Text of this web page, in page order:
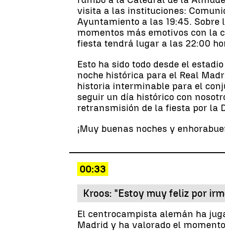
visita a las instituciones:
Ayuntamiento a las 19:45. Sobre
momentos más emotivos con la
fiesta tendrá lugar a las 22:00
Esto ha sido todo desde el
noche histórica para el Real
historia interminable para el
seguir un día histórico con
retransmisión de la fiesta por la
¡Muy buenas noches y
00:33
Kroos: "Estoy muy feliz por
El centrocampista alemán ha
Madrid y ha valorado el